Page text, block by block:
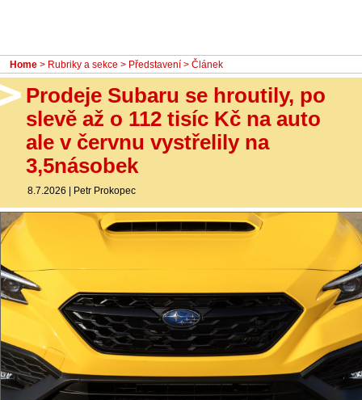
Home > Rubriky a sekce > Představení > Článek
Prodeje Subaru se hroutily, po
slevě až o 112 tisíc Kč na auto
ale v červnu vystřelily na
3,5násobek
8.7.2026 | Petr Prokopec